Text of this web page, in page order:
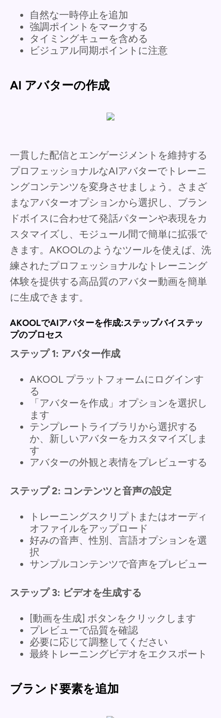
自然な一時停止を追加
強調ポイントをマークする
タイミングキューを含める
ビジュアル同期ポイントに注意
AI アバターの作成
一貫した配信とエンゲージメントを維持する
プロフェッショナルなAIアバターでトレーニ
ングコンテンツを変身させましょう。さまざ
まなアバターオプションから選択し、ブラン
ドボイスに合わせて発話パターンや表現をカ
スタマイズし、モジュール間で簡単に拡張で
きます。AKOOLのようなツールを使えば、洗
練されたプロフェッショナルなトレーニング
体験を提供する高品質のアバター動画を簡単
に生成できます。
AKOOLでAIアバターを作成:ステップバイステッ
プのプロセス
ステップ 1: アバター作成
AKOOL プラットフォームにログインす
る
「アバターを作成」オプションを選択し
ます
テンプレートライブラリから選択する
か、新しいアバターをカスタマイズしま
す
アバターの外観と表情をプレビューする
ステップ 2: コンテンツと音声の設定
トレーニングスクリプトまたはオーディ
オファイルをアップロード
好みの音声、性別、言語オプションを選
択
サンプルコンテンツで音声をプレビュー
ステップ 3: ビデオを生成する
[動画を生成] ボタンをクリックします
プレビューで品質を確認
必要に応じて調整してください
最終トレーニングビデオをエクスポート
ブランド要素を追加